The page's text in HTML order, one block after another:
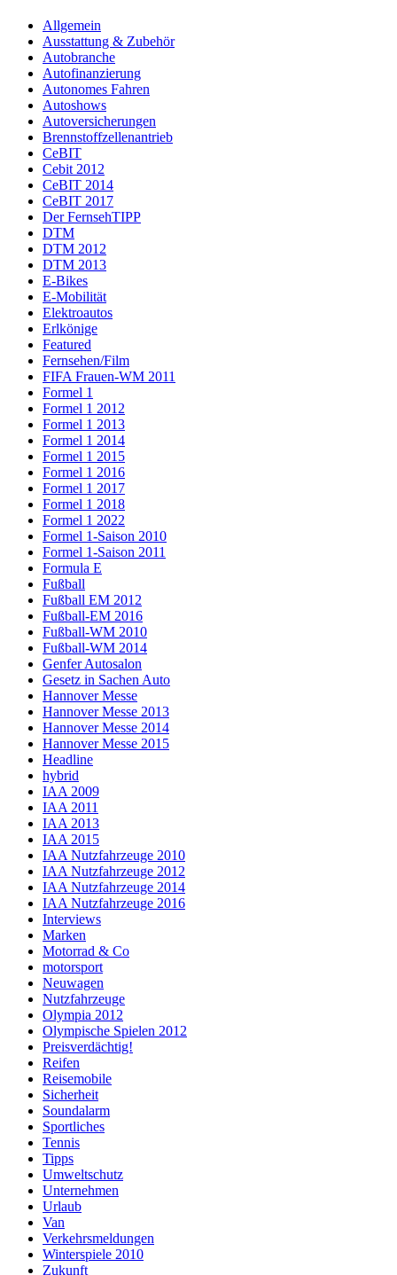
Allgemein
Ausstattung & Zubehör
Autobranche
Autofinanzierung
Autonomes Fahren
Autoshows
Autoversicherungen
Brennstoffzellenantrieb
CeBIT
Cebit 2012
CeBIT 2014
CeBIT 2017
Der FernsehTIPP
DTM
DTM 2012
DTM 2013
E-Bikes
E-Mobilität
Elektroautos
Erlkönige
Featured
Fernsehen/Film
FIFA Frauen-WM 2011
Formel 1
Formel 1 2012
Formel 1 2013
Formel 1 2014
Formel 1 2015
Formel 1 2016
Formel 1 2017
Formel 1 2018
Formel 1 2022
Formel 1-Saison 2010
Formel 1-Saison 2011
Formula E
Fußball
Fußball EM 2012
Fußball-EM 2016
Fußball-WM 2010
Fußball-WM 2014
Genfer Autosalon
Gesetz in Sachen Auto
Hannover Messe
Hannover Messe 2013
Hannover Messe 2014
Hannover Messe 2015
Headline
hybrid
IAA 2009
IAA 2011
IAA 2013
IAA 2015
IAA Nutzfahrzeuge 2010
IAA Nutzfahrzeuge 2012
IAA Nutzfahrzeuge 2014
IAA Nutzfahrzeuge 2016
Interviews
Marken
Motorrad & Co
motorsport
Neuwagen
Nutzfahrzeuge
Olympia 2012
Olympische Spielen 2012
Preisverdächtig!
Reifen
Reisemobile
Sicherheit
Soundalarm
Sportliches
Tennis
Tipps
Umweltschutz
Unternehmen
Urlaub
Van
Verkehrsmeldungen
Winterspiele 2010
Zukunft